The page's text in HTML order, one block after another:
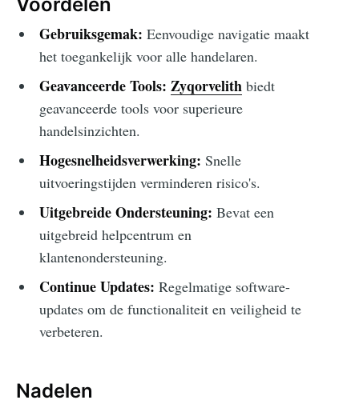
Gebruiksgemak: Eenvoudige navigatie maakt
het toegankelijk voor alle handelaren.
Geavanceerde Tools: Zyqorvelithbiedt
geavanceerde tools voor superieure
handelsinzichten.
Hogesnelheidsverwerking: Snelle
uitvoeringstijden verminderen risico's.
Uitgebreide Ondersteuning: Bevat een
uitgebreid helpcentrum en
klantenondersteuning.
Continue Updates: Regelmatige software-
updates om de functionaliteit en veiligheid te
verbeteren.
Nadelen